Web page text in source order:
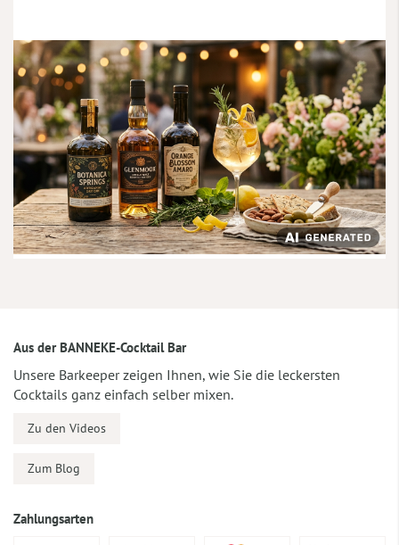
Aus der BANNEKE-Cocktail Bar
Unsere Barkeeper zeigen Ihnen, wie Sie die leckersten
Cocktails ganz einfach selber mixen.
Zu den Videos
Zum Blog
Zahlungsarten